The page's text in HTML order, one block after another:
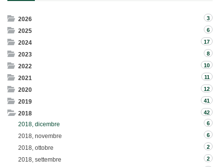
2026 3
2025 6
2024 17
2023 8
2022 10
2021 11
2020 12
2019 41
2018 42
2018, dicembre 6
2018, novembre 6
2018, ottobre 2
2018, settembre 2